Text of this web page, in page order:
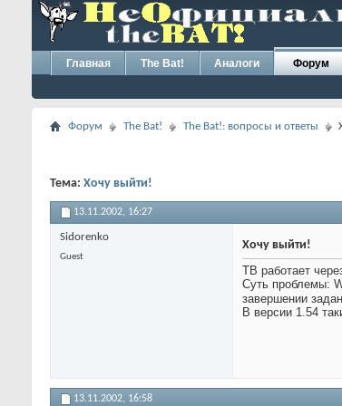
Главная The Bat! Аналоги Форум
Форум The Bat! The Bat!: вопросы и ответы
Тема: Хочу выйти!
13.11.2002, 16:27
Sidorenko
Guest
Хочу выйти!
TB работает
Суть проблемы:
завершении
В версии 1.54
13.11.2002, 16:58